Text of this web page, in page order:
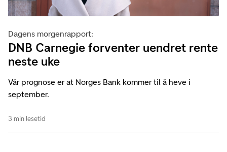
Dagens morgenrapport:
DNB Carnegie forventer uendret rente
neste uke
Vår prognose er at Norges Bank kommer til å heve i
september.
3 min lesetid